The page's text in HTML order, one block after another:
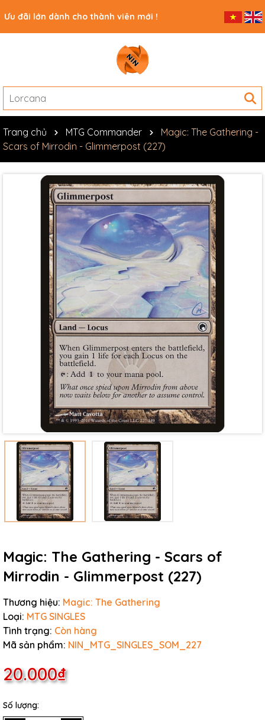
Ưu đãi lớn dành cho thành viên mới !
Trang chủ MTG Commander
Magic: The Gathering -
Scars of Mirrodin - Glimmerpost (227)
Magic: The Gathering - Scars of
Mirrodin - Glimmerpost (227)
Thương hiệu: Magic: The Gathering
Loại: MTG SINGLES
Tình trạng: Còn hàng
Mã sản phẩm: NIN_MTG_SINGLES_SOM_227
20.000₫
Số lượng:
Mã giảm giá:
Ngày hết hạn:
Điều kiện: